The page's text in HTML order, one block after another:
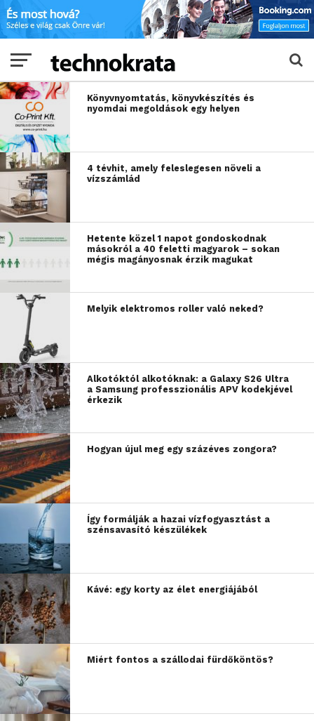
Könyvnyomtatás, könyvkészítés és
nyomdai megoldások egy helyen
4 tévhit, amely feleslegesen növeli a
vízszámlád
Hetente közel 1 napot gondoskodnak
másokról a 40 feletti magyarok – sokan
mégis magányosnak érzik magukat
Melyik elektromos roller való neked?
Alkotóktól alkotóknak: a Galaxy S26 Ultra
a Samsung professzionális APV kodekjével
érkezik
Hogyan újul meg egy százéves zongora?
Így formálják a hazai vízfogyasztást a
szénsavasító készülékek
Kávé: egy korty az élet energiájából
Miért fontos a szállodai fürdőköntös?